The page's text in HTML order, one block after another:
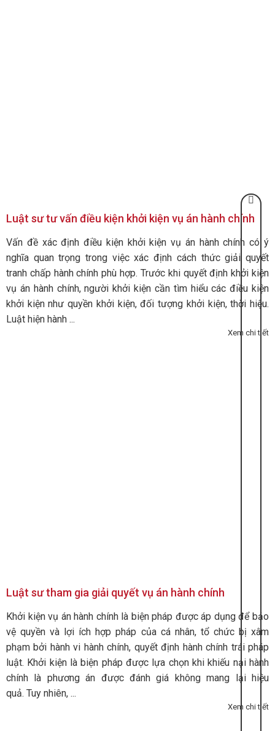
Luật sư tư vấn điều kiện khởi kiện vụ án hành chính
Vấn đề xác định điều kiện khởi kiện vụ án hành chính có ý
nghĩa quan trọng trong việc xác định cách thức giải quyết
tranh chấp hành chính phù hợp. Trước khi quyết định khởi kiện
vụ án hành chính, người khởi kiện cần tìm hiểu các điều kiện
khởi kiện như quyền khởi kiện, đối tượng khởi kiện, thời hiệu.
Luật hiện hành ...
Xem chi tiết
Luật sư tham gia giải quyết vụ án hành chính
Khởi kiện vụ án hành chính là biện pháp được áp dụng để bảo
vệ quyền và lợi ích hợp pháp của cá nhân, tổ chức bị xâm
phạm bởi hành vi hành chính, quyết định hành chính trái pháp
luật. Khởi kiện là biện pháp được lựa chọn khi khiếu nại hành
chính là phương án được đánh giá không mang lại hiệu
quả. Tuy nhiên, ...
Xem chi tiết